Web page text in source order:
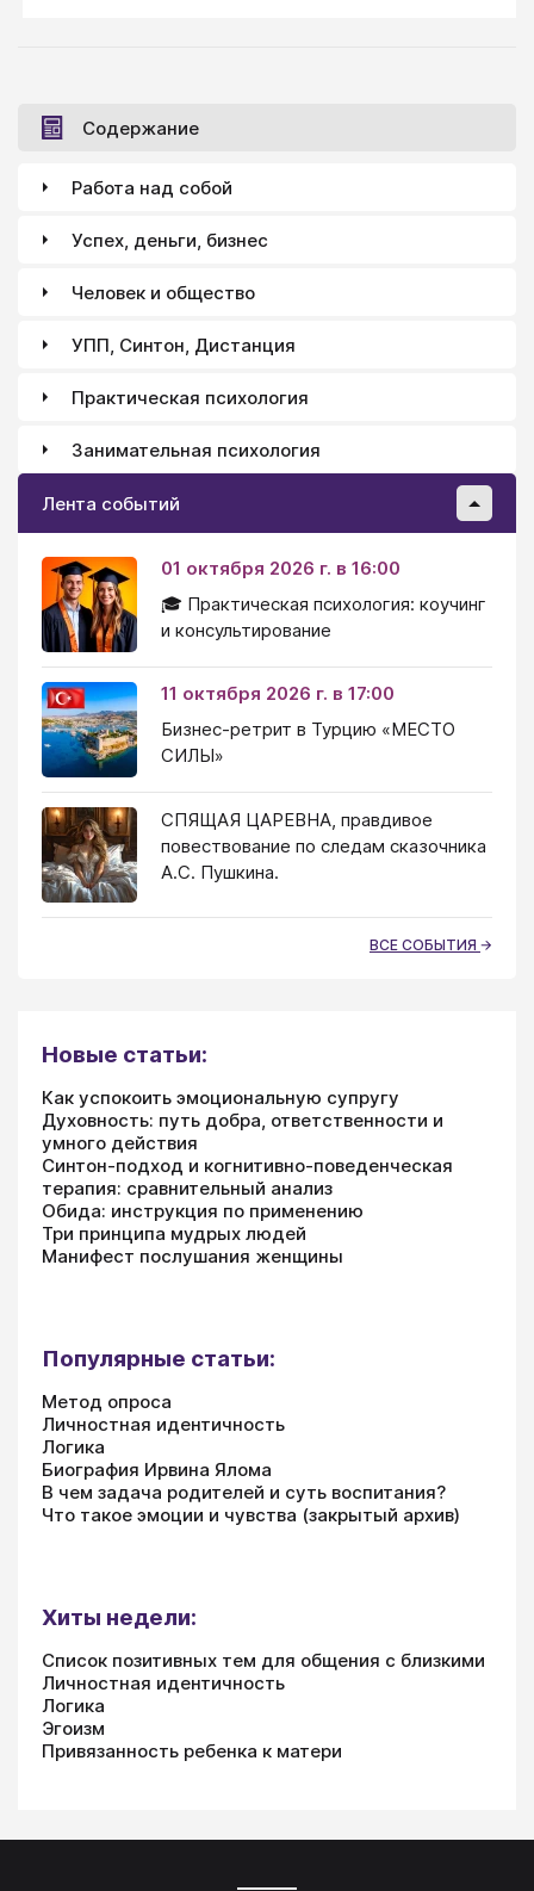
Содержание
Работа над собой
Успех, деньги, бизнес
Человек и общество
УПП, Синтон, Дистанция
Практическая психология
Занимательная психология
Лента событий
01 октября 2026 г. в 16:00
🎓 Практическая психология: коучинг
и консультирование
11 октября 2026 г. в 17:00
Бизнес-ретрит в Турцию «МЕСТО
СИЛЫ»
СПЯЩАЯ ЦАРЕВНА, правдивое
повествование по следам сказочника
А.С. Пушкина.
ВСЕ СОБЫТИЯ
Новые статьи:
Как успокоить эмоциональную супругу
Духовность: путь добра, ответственности и
умного действия
Синтон-подход и когнитивно-поведенческая
терапия: сравнительный анализ
Обида: инструкция по применению
Три принципа мудрых людей
Манифест послушания женщины
Популярные статьи:
Метод опроса
Личностная идентичность
Логика
Биография Ирвина Ялома
В чем задача родителей и суть воспитания?
Что такое эмоции и чувства (закрытый архив)
Хиты недели:
Список позитивных тем для общения с близкими
Личностная идентичность
Логика
Эгоизм
Привязанность ребенка к матери